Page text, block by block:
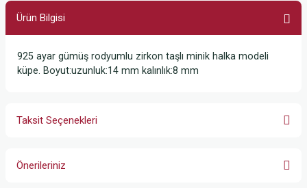
Ürün Bilgisi
925 ayar gümüş rodyumlu zirkon taşlı minik halka modeli
küpe. Boyut:uzunluk:14 mm kalınlık:8 mm
Taksit Seçenekleri
Önerileriniz